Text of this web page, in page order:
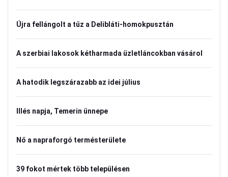
Újra fellángolt a tűz a Delibláti-homokpusztán
A szerbiai lakosok kétharmada üzletláncokban vásárol
A hatodik legszárazabb az idei július
Illés napja, Temerin ünnepe
Nő a napraforgó termésterülete
39 fokot mértek több településen